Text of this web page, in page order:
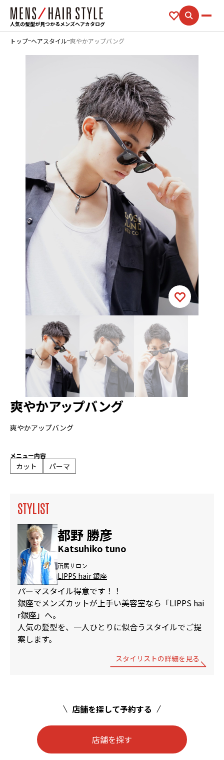
人気の髪型が見つかるメンズヘアカタログ
トップ ヘアスタイル 爽やかアップバング
爽やかアップバング
爽やかアップバング
メニュー内容
カット パーマ
STYLIST
都野 勝彦
Katsuhiko tuno
所属サロン
LIPPS hair 銀座
パーマスタイル得意です！！
銀座でメンズカットが上手い美容室なら「LIPPS hai
r銀座」へ。
人気の髪型を、一人ひとりに似合うスタイルでご提
案します。
スタイリストの詳細を見る
店舗を探して予約する
店舗を探す